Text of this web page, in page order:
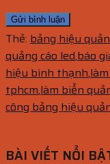
Thẻ: bảng hiệu
quảng cáo led,báo
hiệu bình thạnh,
tphcm,làm biển
công bảng hiệu
BÀI VIẾT NỔI